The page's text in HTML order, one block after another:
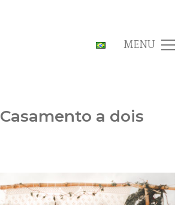
MENU
Casamento a dois